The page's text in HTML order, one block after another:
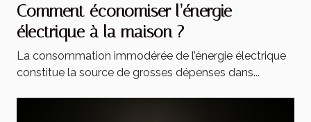
Comment économiser l’énergie
électrique à la maison ?
La consommation immodérée de l’énergie électrique
constitue la source de grosses dépenses dans...